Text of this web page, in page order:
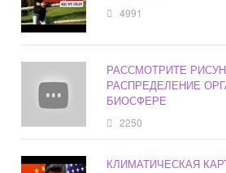
4991
РАССМОТРИТЕ
РАСПРЕДЕЛЕНИЕ
БИОСФЕРЕ
2250
КЛИМАТИЧЕСКАЯ